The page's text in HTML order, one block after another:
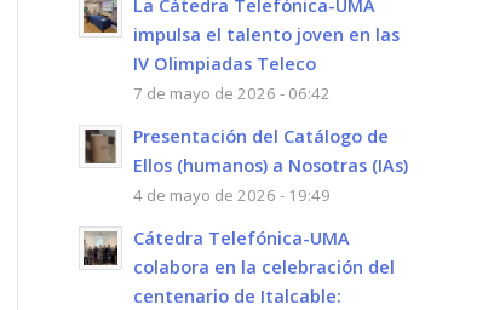
La Cátedra Telefónica-UMA
impulsa el talento joven en las
IV Olimpiadas Teleco
7 de mayo de 2026 - 06:42
Presentación del Catálogo de
Ellos (humanos) a Nosotras (IAs)
4 de mayo de 2026 - 19:49
Cátedra Telefónica-UMA
colabora en la celebración del
centenario de Italcable: